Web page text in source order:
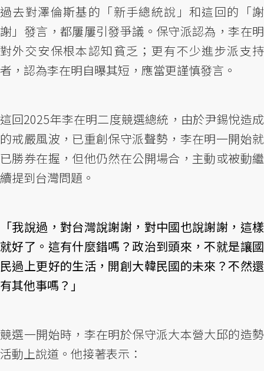
過去對澤倫斯基的「新手總統說」和這回的「謝
謝」發言，都屢屢引發爭議。保守派認為，李在明
對外交安保根本認知貧乏；更有不少進步派支持
者，認為李在明自曝其短，應當更謹慎發言。
這回2025年李在明二度競選總統，由於尹錫悅造成
的戒嚴風波，已重創保守派聲勢，李在明一開始就
已勝券在握，但他仍然在公開場合，主動或被動繼
續提到台灣問題。
「我說過，對台灣說謝謝，對中國也說謝謝，這樣
就好了。這有什麼錯嗎？政治到頭來，不就是讓國
民過上更好的生活，開創大韓民國的未來？不然還
有其他事嗎？」
競選一開始時，李在明於保守派大本營大邱的造勢
活動上說道。他接著表示：